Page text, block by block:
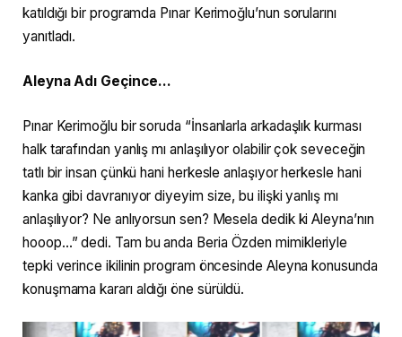
katıldığı bir programda Pınar Kerimoğlu’nun sorularını
yanıtladı.
Aleyna Adı Geçince…
Pınar Kerimoğlu bir soruda “İnsanlarla arkadaşlık kurması
halk tarafından yanlış mı anlaşılıyor olabilir çok seveceğin
tatlı bir insan çünkü hani herkesle anlaşıyor herkesle hani
kanka gibi davranıyor diyeyim size, bu ilişki yanlış mı
anlaşılıyor? Ne anlıyorsun sen? Mesela dedik ki Aleyna’nın
hooop…” dedi. Tam bu anda Beria Özden mimikleriyle
tepki verince ikilinin program öncesinde Aleyna konusunda
konuşmama kararı aldığı öne sürüldü.